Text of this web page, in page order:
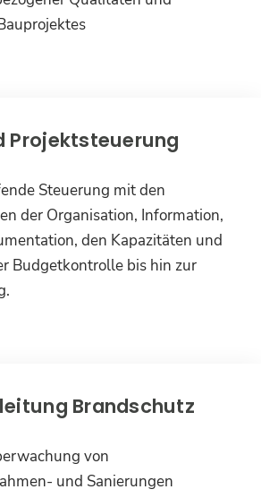
Projektsteuerung
Steuerung mit den
der Organisation, Information,
den Kapazitäten und
Budgetkontrolle bis hin zur
Brandschutz
von
und Sanierungen